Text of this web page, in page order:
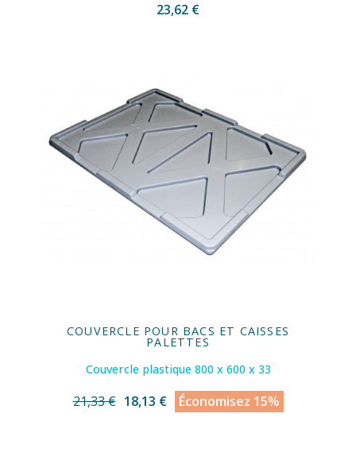
23,62 €
COUVERCLE POUR BACS ET CAISSES
PALETTES
Couvercle plastique 800 x 600 x 33
21,33 € 18,13 € Économisez 15%